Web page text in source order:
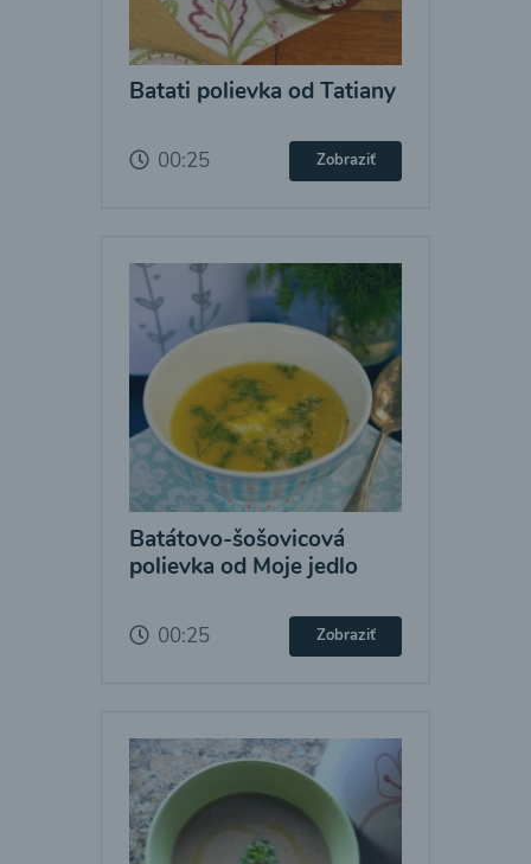
Batati polievka od Tatiany
00:25 Zobraziť
Batátovo-šošovicová
polievka od Moje jedlo
00:25 Zobraziť